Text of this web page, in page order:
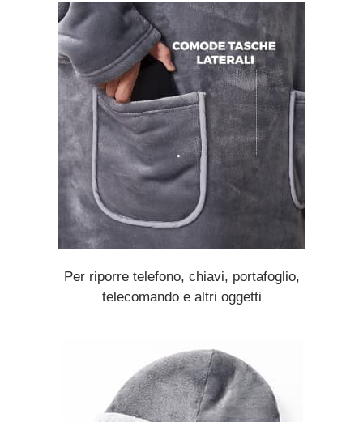
Per riporre telefono, chiavi, portafoglio,
telecomando e altri oggetti